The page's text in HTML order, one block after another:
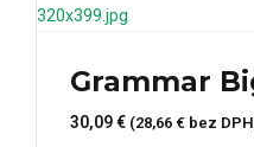
Grammar
30,09€ (28,66 € bez